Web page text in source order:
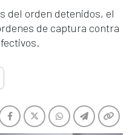
del orden detenidos, el
de captura contra